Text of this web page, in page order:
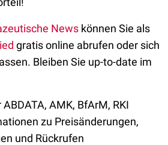
News können Sie als
gratis online abrufen oder sich
Bleiben Sie up-to-date im
AMK, BfArM, RKI
zu Preisänderungen,
und Rückrufen